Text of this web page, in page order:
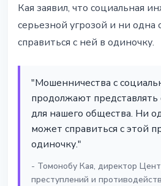
Кая заявил, что социальная
серьезной угрозой и ни одна
справиться с ней в одиночку.
"Мошенничества с
продолжают представлять
для нашего общества. Ни
может справиться с этой
одиночку."
- Томонобу Кая, директор
преступлений и